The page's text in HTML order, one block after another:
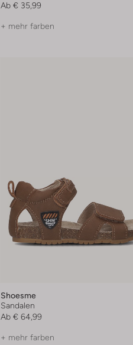
Ab € 35,99
+ mehr farben
Shoesme
Sandalen
Ab € 64,99
+ mehr farben